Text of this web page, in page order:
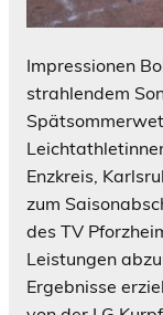
Impressionen
strahlendem
Enzkreis,
zum
des TV
Leistungen
Ergebnisse